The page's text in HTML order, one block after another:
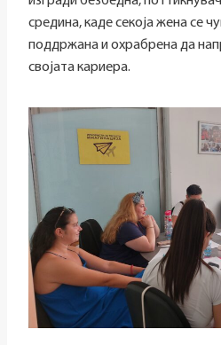
средина, каде секоја жена се
поддржана и охрабрена да
својата кариера.